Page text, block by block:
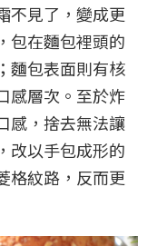
不見了，變成更
包在麵包裡頭的
麵包表面則有核
感層次。至於炸
感，捨去無法讓
改以手包成形的
格紋路，反而更